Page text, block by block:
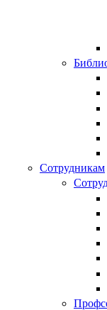
Сотрудникам